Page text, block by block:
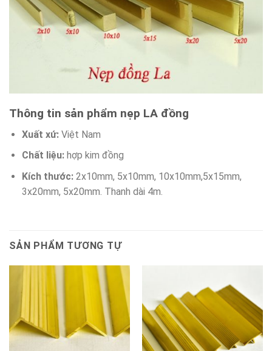
Thông tin sản phẩm nẹp LA đồng
Xuất xứ:Việt Nam
Chất liệu:hợp kim đồng
Kích thước:2x10mm, 5x10mm, 10x10mm,5x15mm,
3x20mm, 5x20mm. Thanh dài 4m.
SẢN PHẨM TƯƠNG TỰ